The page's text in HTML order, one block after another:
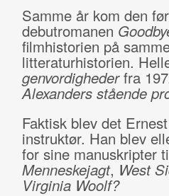
Samme år kom den
debutromanen
filmhistorien på
litteraturhistorien.
genvordighederfra
Alexanders stående
Faktisk blev det
instruktør. Han blev
for sine manuskripter
Menneskejagt, West
Virginia Woolf?